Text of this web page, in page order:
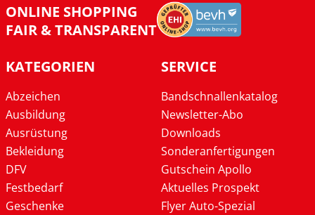
ONLINE SHOPPING
FAIR & TRANSPARENT
KATEGORIEN
Abzeichen
Ausbildung
Ausrüstung
Bekleidung
DFV
Festbedarf
Geschenke
SERVICE
Bandschnallenkatalog
Newsletter-Abo
Downloads
Sonderanfertigungen
Gutschein Apollo
Aktuelles Prospekt
Flyer Auto-Spezial